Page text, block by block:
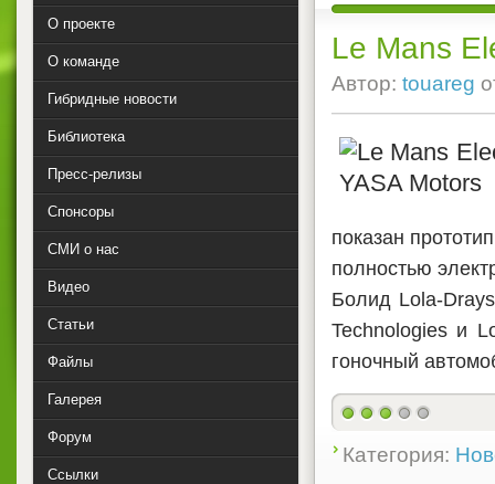
Le Mans
Автор: touareg
показан
полностью
Болид Lola-
Technologies и
гоночный
Категория:
О проекте
О команде
Гибридные новости
Библиотека
Пресс-релизы
Спонсоры
СМИ о нас
Видео
Статьи
Файлы
Галерея
Форум
Ссылки